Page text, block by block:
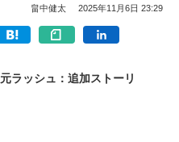
畠中健太 2025年11月6日 23:29
ラッシュ：追加ストーリ